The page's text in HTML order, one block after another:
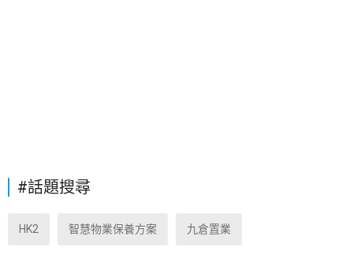
#話題搜尋
HK2 智慧物業保養方案 九倉置業